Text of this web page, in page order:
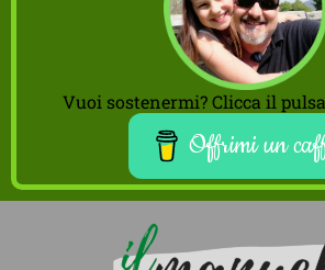
Vuoi sostenermi? Clicca il
Offrimi un